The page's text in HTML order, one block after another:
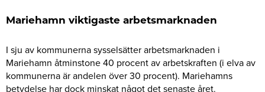
Mariehamn viktigaste arbetsmarknaden
I sju av kommunerna sysselsätter arbetsmarknaden i
Mariehamn åtminstone 40 procent av arbetskraften (i elva av
kommunerna är andelen över 30 procent). Mariehamns
betydelse har dock minskat något det senaste året.